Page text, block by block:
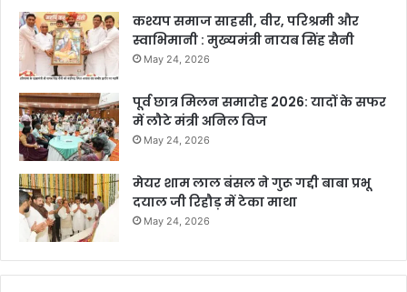
कश्यप समाज साहसी, वीर, परिश्रमी और
स्वाभिमानी : मुख्यमंत्री नायब सिंह सैनी
May 24, 2026
पूर्व छात्र मिलन समारोह 2026: यादों के सफर
में लौटे मंत्री अनिल विज
May 24, 2026
मेयर शाम लाल बंसल ने गुरू गद्दी बाबा प्रभू
दयाल जी रिहौड़ में टेका माथा
May 24, 2026